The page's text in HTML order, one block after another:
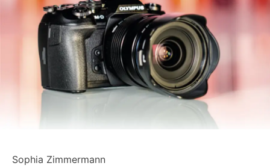
Sophia Zimmermann